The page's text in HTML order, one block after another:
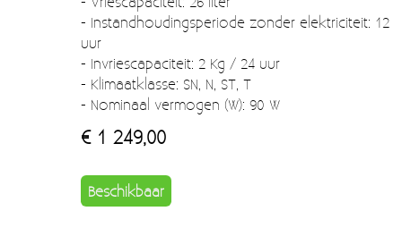
- Instandhoudingsperiode zonder elektriciteit: 12
uur
- Invriescapaciteit: 2 Kg / 24 uur
- Klimaatklasse: SN, N, ST, T
- Nominaal vermogen (W): 90 W
€ 1 249,00
Beschikbaar